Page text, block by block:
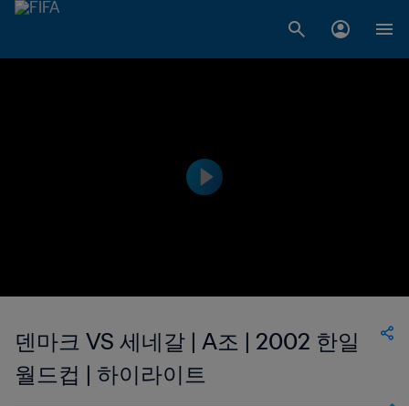
덴마크 VS 세네갈 | A조 | 2002 한일
월드컵 | 하이라이트